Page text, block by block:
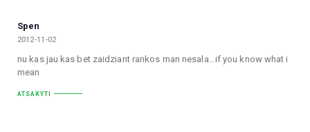
Spen
2012-11-02
nu kas jau kas bet zaidziant rankos man nesala…if you know what i
mean
ATSAKYTI